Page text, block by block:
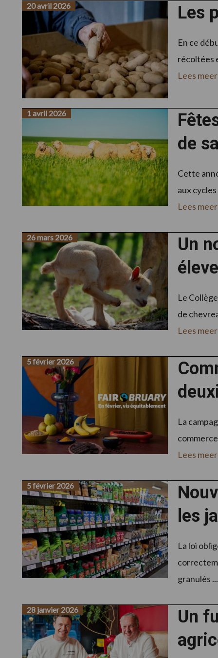
Les
20 avril 2026
En ce
récoltées
Lees meer
de
1 avril 2026
Cette
aux
Lees meer
Un
26 mars 2026
Le
de
Lees meer
5 février 2026
La
Lees meer
les
5 février 2026
La loi
granulés ...
Un
28 janvier 2026